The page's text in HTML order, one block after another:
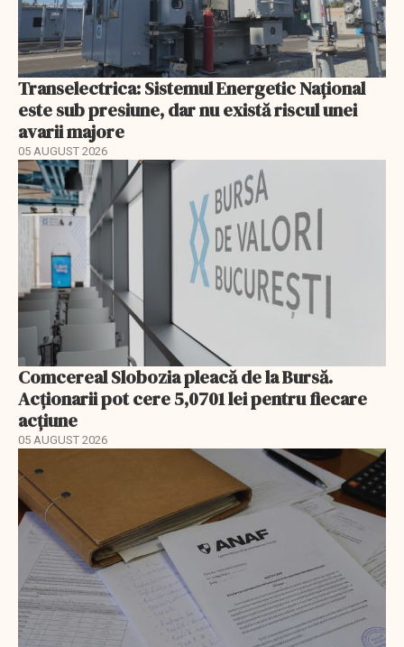
Transelectrica: Sistemul Energetic Național
este sub presiune, dar nu există riscul unei
avarii majore
05 AUGUST 2026
Comcereal Slobozia pleacă de la Bursă.
Acționarii pot cere 5,0701 lei pentru fiecare
acțiune
05 AUGUST 2026